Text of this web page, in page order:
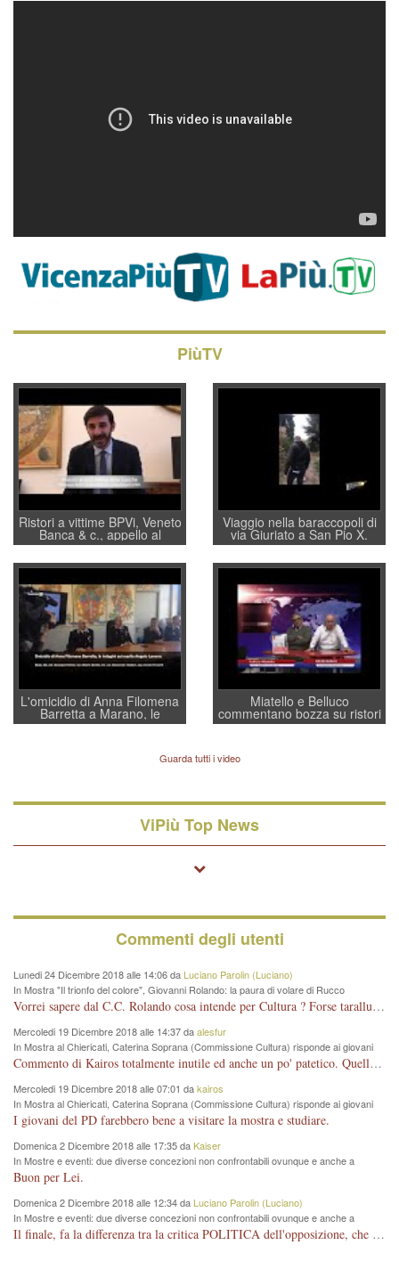
PiùTV
Ristori a vittime BPVi, Veneto
Banca & c., appello al
sottosegretario Alessio
Villarosa: per mettere ordine
convochi con Di Maio CNCU
a supporto della cabina di
regia al Mef
Viaggio nella baraccopoli di
via Giuriato a San Pio X.
Vicenza ai Vicentini: “faremo
un regalo di Natale ai
residenti”
L'omicidio di Anna Filomena
Barretta a Marano, le
indagini dei carabinieri di
Lavarra: più avvincenti di
quelle di... Barbara D'Urso
Miatello e Belluco
commentano bozza su ristori
BPVi e Veneto Banca
Guarda tutti i video
ViPiù Top News
Commenti degli utenti
Lunedi 24 Dicembre 2018 alle 14:06 da Luciano Parolin (Luciano)
In Mostra "Il trionfo del colore", Giovanni Rolando: la paura di volare di Rucco
Vorrei sapere dal C.C. Rolando cosa intende per Cultura ? Forse tarallucci, vino e sagre, o spaghetti tricolori del PD ? Il continuo (s)parlare della mostra a Palazzo Chiericati caro consigliere DANNEGGIA FORTEMENTE l'immagine della città TUTTA e fa deviare i consensi che in RUSSIA (badi bene ex U.R.S.S.) sono ECCELLENTI. A livello artistico l'evento è di alta Valenza culturale, COMPITO di Tutta la Cittadinanza fare il possibile per propagandare l'iniziativa senza farne UN CASO PARTITICO come fa Lei da sempre. Meno Gazebo + Partecipazione! E così sia. Amen.
Mercoledi 19 Dicembre 2018 alle 14:37 daalesfur
In Mostra al Chiericati, Caterina Soprana (Commissione Cultura) risponde ai giovani
del Pd: "realizzata a costo zero per il Comune"
Commento di Kairos totalmente inutile ed anche un po' patetico. Quella che è completamente mancata è stata la promozione internazionale dell'evento effettuata da chi lo sa fare, l'amministrazione in questo è stata totalmente assente relegando al provincialismo una mostra che meritava ben altre platee ed i risultati sono sotto gli occhi di tutti. Su questo bisogna parlare, il fatto di averla organizzata al Chiericati certo non ha aiutato ma è un aspetto secondario rispetto a quello della promozione. In città con le mostre organizzate da Goldin - che certo ha fatto principalmente i suoi interessi, ma ne ha comunque beneficiato la città in immagine e commercio per il centro - arrivavano giornalmente pullman carichi di turisti. Dove sono i turisti ora?
Mercoledi 19 Dicembre 2018 alle 07:01 dakairos
In Mostra al Chiericati, Caterina Soprana (Commissione Cultura) risponde ai giovani
del Pd: "realizzata a costo zero per il Comune"
I giovani del PD farebbero bene a visitare la mostra e studiare.
Domenica 2 Dicembre 2018 alle 17:35 daKaiser
In Mostre e eventi: due diverse concezioni non confrontabili ovunque e anche a
Vicenza
Buon per Lei.
Domenica 2 Dicembre 2018 alle 12:34 da Luciano Parolin (Luciano)
In Mostre e eventi: due diverse concezioni non confrontabili ovunque e anche a
Vicenza
Il finale, fa la differenza tra la critica POLITICA dell'opposizione, che ha perso le elezioni ed è minoranza e non trova altri argomenti per politicizzare sul sito qua o là ? La critica d'arte invece è un'altra cosa che lascio agli altri. Per ora mi basta la lezione magistrale del prof. Giulianati.